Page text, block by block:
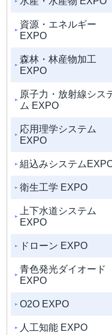
資源・エネルギー
EXPO
森林・林産物加工
EXPO
原子力・放射線シス
ム EXPO
応用理学システム
EXPO
組込みシステム
衛生工学 EXPO
上下水道システム
EXPO
ドローン EXPO
青色発光ダイオード
EXPO
O2O EXPO
人工知能 EXPO